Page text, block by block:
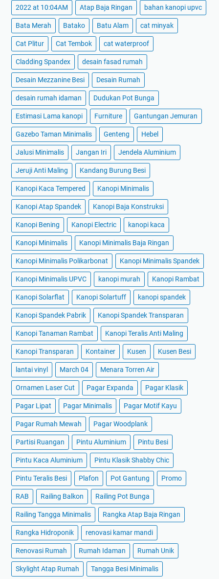
2022 at 10:04AM Atap Baja Ringan bahan kanopi upvc
Bata Merah Batako Batu Alam cat minyak
Cat Plitur Cat Tembok cat waterproof
Cladding Spandex desain fasad rumah
Desain Mezzanine Besi Desain Rumah
desain rumah idaman Dudukan Pot Bunga
Estimasi Lama kanopi Furniture Gantungan Jemuran
Gazebo Taman Minimalis Genteng Hebel
Jalusi Minimalis Jangan Iri Jendela Aluminium
Jeruji Anti Maling Kandang Burung Besi
Kanopi Kaca Tempered Kanopi Minimalis
Kanopi Atap Spandek Kanopi Baja Konstruksi
Kanopi Bening Kanopi Electric kanopi kaca
Kanopi Minimalis Kanopi Minimalis Baja Ringan
Kanopi Minimalis Polikarbonat Kanopi Minimalis Spandek
Kanopi Minimalis UPVC kanopi murah Kanopi Rambat
Kanopi Solarflat Kanopi Solartuff kanopi spandek
Kanopi Spandek Pabrik Kanopi Spandek Transparan
Kanopi Tanaman Rambat Kanopi Teralis Anti Maling
Kanopi Transparan Kontainer Kusen Kusen Besi
lantai vinyl March 04 Menara Torren Air
Ornamen Laser Cut Pagar Expanda Pagar Klasik
Pagar Lipat Pagar Minimalis Pagar Motif Kayu
Pagar Rumah Mewah Pagar Woodplank
Partisi Ruangan Pintu Aluminium Pintu Besi
Pintu Kaca Aluminium Pintu Klasik Shabby Chic
Pintu Teralis Besi Plafon Pot Gantung Promo
RAB Railing Balkon Railing Pot Bunga
Railing Tangga Minimalis Rangka Atap Baja Ringan
Rangka Hidroponik renovasi kamar mandi
Renovasi Rumah Rumah Idaman Rumah Unik
Skylight Atap Rumah Tangga Besi Minimalis